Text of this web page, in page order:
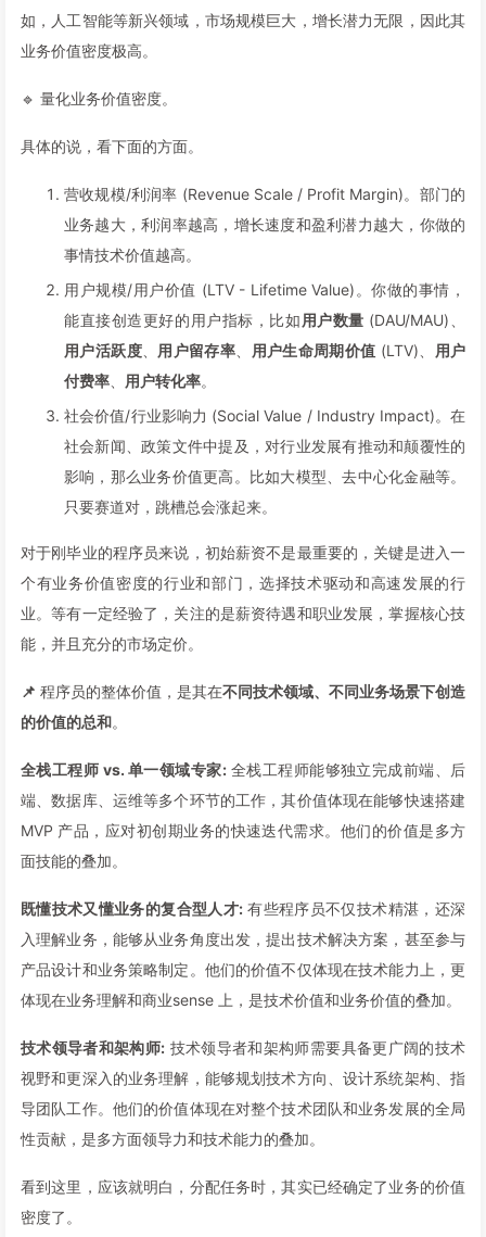
如，人工智能等新兴领域，市场规模巨大，增长潜力无限，因此其
业务价值密度极高。
🔹 量化业务价值密度。
具体的说，看下面的方面。
营收规模/利润率 (Revenue Scale / Profit Margin)。部门的
业务越大，利润率越高，增长速度和盈利潜力越大，你做的
事情技术价值越高。
用户规模/用户价值 (LTV - Lifetime Value)。你做的事情，
能直接创造更好的用户指标，比如用户数量 (DAU/MAU)、
用户活跃度、 用户留存率 用户生命周期价值 (LTV)、 用户
付费率
用户转化率。
社会价值/行业影响力 (Social Value / Industry Impact)。在
社会新闻、政策文件中提及，对行业发展有推动和颠覆性的
影响，那么业务价值更高。比如大模型、去中心化金融等。
只要赛道对，跳槽总会涨起来。
对于刚毕业的程序员来说，初始薪资不是最重要的，关键是进入一
个有业务价值密度的行业和部门，选择技术驱动和高速发展的行
业。等有一定经验了，关注的是薪资待遇和职业发展，掌握核心技
能，并且充分的市场定价。
📌 程序员的整体价值，是其在不同技术领域、不同业务场景下创造
的价值的总和。
全栈工程师 vs. 单一领域专家:全栈工程师能够独立完成前端、后
端、数据库、运维等多个环节的工作，其价值体现在能够快速搭建
MVP 产品，应对初创期业务的快速迭代需求。他们的价值是多方
面技能的叠加。
既懂技术又懂业务的复合型人才: 有些程序员不仅技术精湛，还深
入理解业务，能够从业务角度出发，提出技术解决方案，甚至参与
产品设计和业务策略制定。他们的价值不仅体现在技术能力上，更
体现在业务理解和商业sense 上，是技术价值和业务价值的叠加。
技术领导者和架构师: 技术领导者和架构师需要具备更广阔的技术
视野和更深入的业务理解，能够规划技术方向、设计系统架构、指
导团队工作。他们的价值体现在对整个技术团队和业务发展的全局
性贡献，是多方面领导力和技术能力的叠加。
看到这里，应该就明白，分配任务时，其实已经确定了业务的价值
密度了。